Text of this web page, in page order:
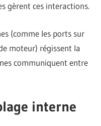
gèrent ces interactions.
(comme les ports sur
moteur) régissent la
communiquent entre
interne